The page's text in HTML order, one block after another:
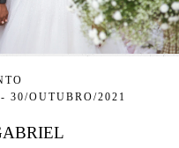
30/OUTUBRO/2021